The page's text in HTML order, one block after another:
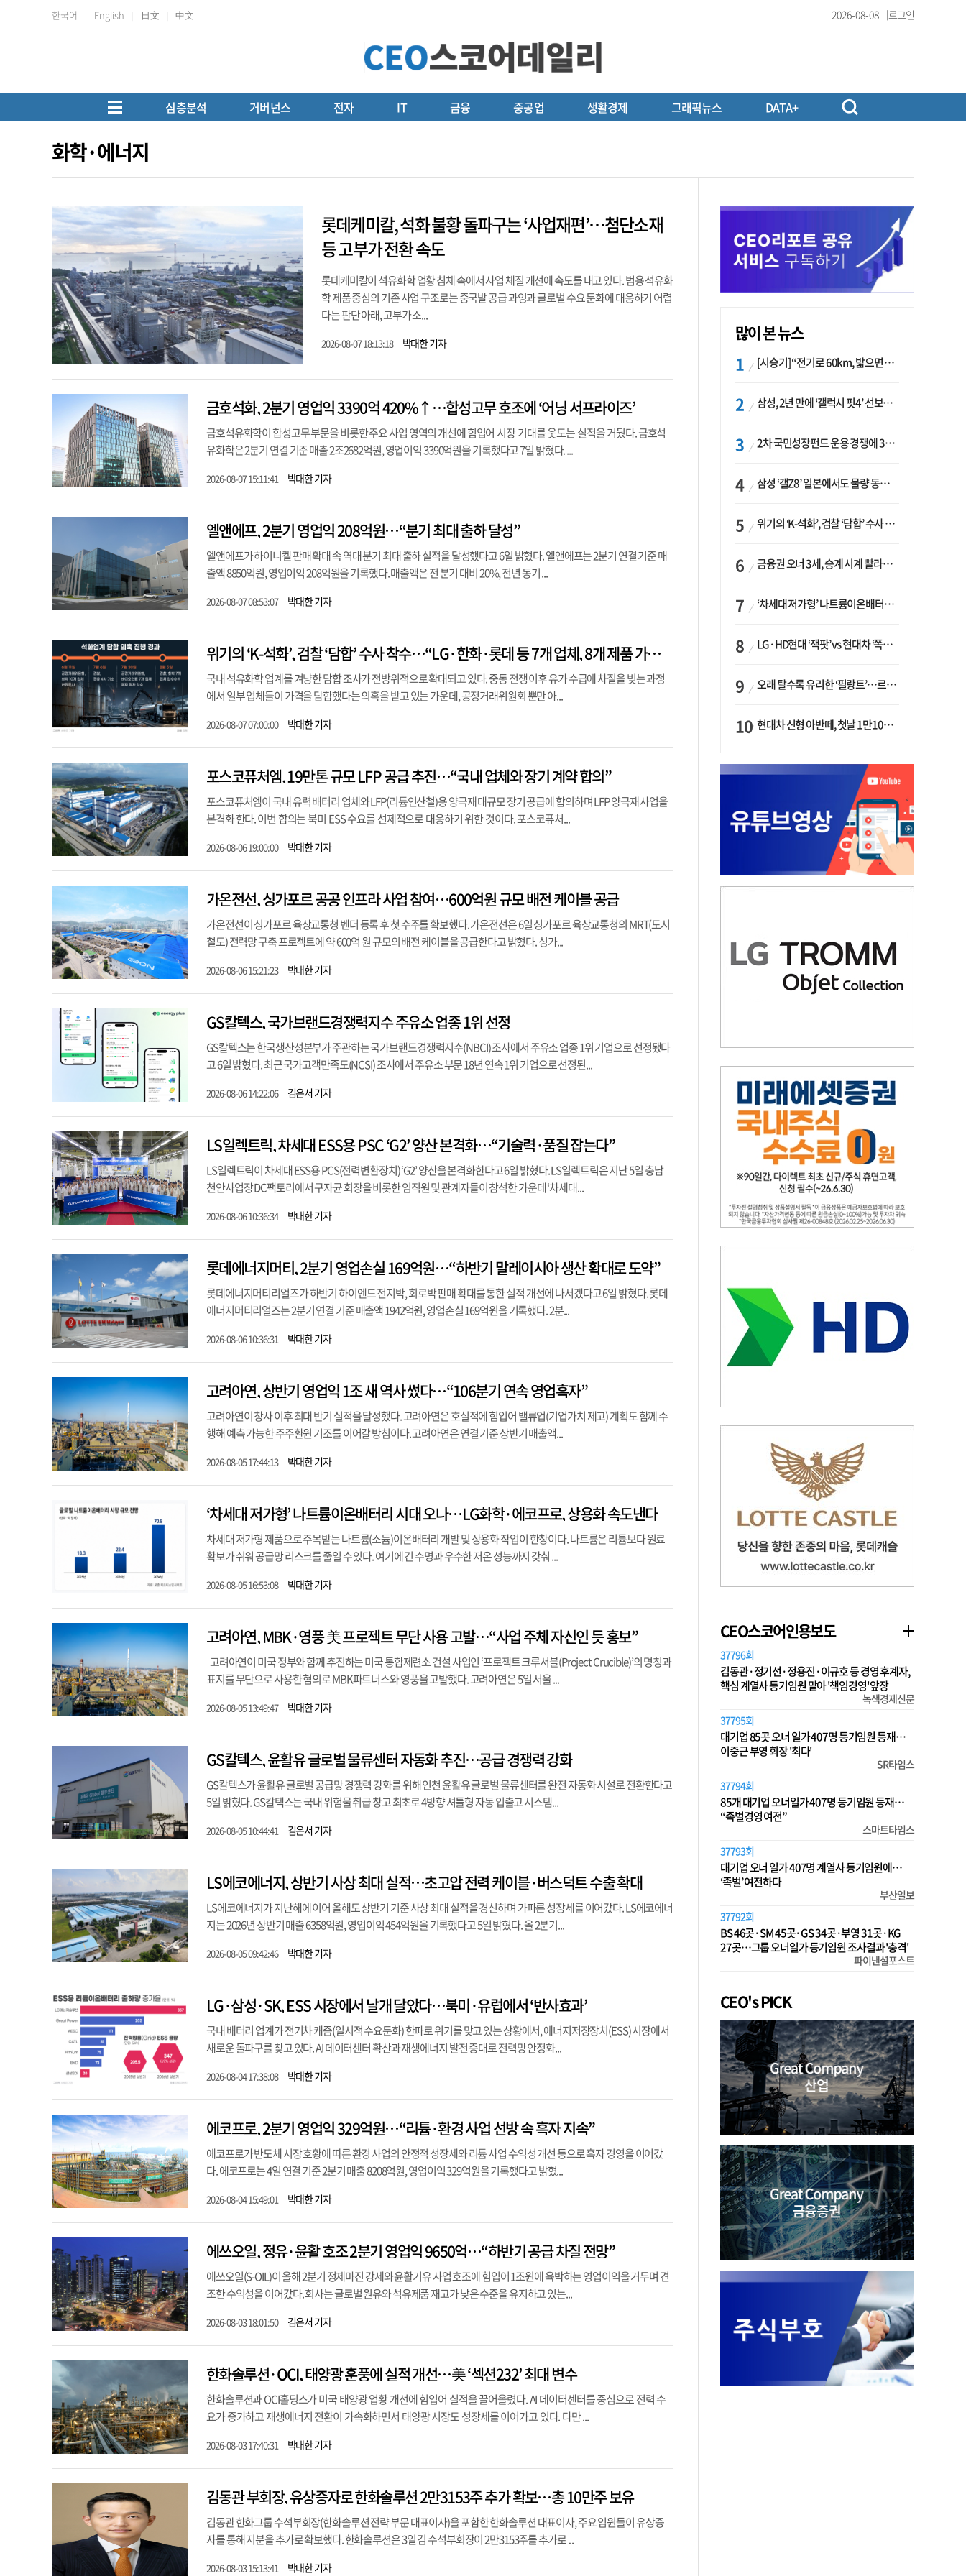
한국어 English 日文 中文 2026-08-08 로그인
심층분석 거버넌스 전자 IT 금융 중공업 생활경제 그래픽뉴스 DATA+
화학·에너지
롯데케미칼, 석화 불황 돌파구는 ‘사업재편’…첨단소재
등 고부가 전환 속도
롯데케미칼이 석유화학 업황 침체 속에서 사업 체질 개선에 속도를 내고 있다. 범용 석유화
학 제품 중심의 기존 사업 구조로는 중국발 공급 과잉과 글로벌 수요 둔화에 대응하기 어렵
다는 판단 아래, 고부가 소...
2026-08-07 18:13:18 박대한 기자
금호석화, 2분기 영업익 3390억 420%↑…합성고무 호조에 ‘어닝 서프라이즈’
금호석유화학이 합성고무 부문을 비롯한 주요 사업 영역의 개선에 힘입어 시장 기대를 웃도는 실적을 거뒀다. 금호석
유화학은 2분기 연결 기준 매출 2조2682억원, 영업이익 3390억원을 기록했다고 7일 밝혔다. ...
2026-08-07 15:11:41 박대한 기자
엘앤에프, 2분기 영업익 208억원…“분기 최대 출하 달성”
엘앤에프가 하이니켈 판매 확대 속 역대 분기 최대 출하 실적을 달성했다고 6일 밝혔다. 엘앤에프는 2분기 연결 기준 매
출액 8850억원, 영업이익 208억원을 기록했다. 매출액은 전 분기 대비 20%, 전년 동기 ...
2026-08-07 08:53:07 박대한 기자
위기의 ‘K-석화’, 검찰 ‘담합’ 수사 착수…“LG·한화·롯데 등 7개 업체, 8개 제품 가격 담합”
국내 석유화학 업계를 겨냥한 담합 조사가 전방위적으로 확대되고 있다. 중동 전쟁 이후 유가 수급에 차질을 빚는 과정
에서 일부 업체들이 가격을 담합했다는 의혹을 받고 있는 가운데, 공정거래위원회 뿐만 아...
2026-08-07 07:00:00 박대한 기자
포스코퓨처엠, 19만톤 규모 LFP 공급 추진…“국내 업체와 장기 계약 합의”
포스코퓨처엠이 국내 유력 배터리 업체와 LFP(리튬인산철)용 양극재 대규모 장기 공급에 합의하며 LFP 양극재 사업을
본격화 한다. 이번 합의는 북미 ESS 수요를 선제적으로 대응하기 위한 것이다. 포스코퓨처...
2026-08-06 19:00:00 박대한 기자
가온전선, 싱가포르 공공 인프라 사업 참여…600억원 규모 배전 케이블 공급
가온전선이 싱가포르 육상교통청 벤더 등록 후 첫 수주를 확보했다. 가온전선은 6일 싱가포르 육상교통청의 MRT(도시
철도) 전력망 구축 프로젝트에 약 600억 원 규모의 배전 케이블을 공급한다고 밝혔다. 싱가...
2026-08-06 15:21:23 박대한 기자
GS칼텍스, 국가브랜드경쟁력지수 주유소 업종 1위 선정
GS칼텍스는 한국생산성본부가 주관하는 국가브랜드경쟁력지수(NBCI) 조사에서 주유소 업종 1위 기업으로 선정됐다
고 6일 밝혔다. 최근 국가고객만족도(NCSI) 조사에서 주유소 부문 18년 연속 1위 기업으로 선정된...
2026-08-06 14:22:06 김은서 기자
LS일렉트릭, 차세대 ESS용 PSC ‘G2’ 양산 본격화…“기술력·품질 잡는다”
LS일렉트릭이 차세대 ESS용 PCS(전력변환장치) ‘G2’ 양산을 본격화한다고 6일 밝혔다. LS일렉트릭은 지난 5일 충남
천안사업장 DC팩토리에서 구자균 회장을 비롯한 임직원 및 관계자들이 참석한 가운데 ‘차세대...
2026-08-06 10:36:34 박대한 기자
롯데에너지머티, 2분기 영업손실 169억원…“하반기 말레이시아 생산 확대로 도약”
롯데에너지머티리얼즈가 하반기 하이엔드 전지박, 회로박 판매 확대를 통한 실적 개선에 나서겠다고 6일 밝혔다. 롯데
에너지머티리얼즈는 2분기 연결 기준 매출액 1942억원, 영업손실 169억원을 기록했다. 2분...
2026-08-06 10:36:31 박대한 기자
고려아연, 상반기 영업익 1조 새 역사 썼다…“106분기 연속 영업흑자”
고려아연이 창사 이후 최대 반기 실적을 달성했다. 고려아연은 호실적에 힘입어 밸류업(기업가치 제고) 계획도 함께 수
행해 예측 가능한 주주환원 기조를 이어갈 방침이다. 고려아연은 연결 기준 상반기 매출액...
2026-08-05 17:44:13 박대한 기자
‘차세대 저가형’ 나트륨이온배터리 시대 오나…LG화학·에코프로, 상용화 속도낸다
차세대 저가형 제품으로 주목받는 나트륨(소듐)이온배터리 개발 및 상용화 작업이 한창이다. 나트륨은 리튬보다 원료
확보가 쉬워 공급망 리스크를 줄일 수 있다. 여기에 긴 수명과 우수한 저온 성능까지 갖춰 ...
2026-08-05 16:53:08 박대한 기자
고려아연, MBK·영풍 美 프로젝트 무단 사용 고발…“사업 주체 자신인 듯 홍보”
고려아연이 미국 정부와 함께 추진하는 미국 통합제련소 건설 사업인 ‘프로젝트 크루서블(Project Crucible)’의 명칭과
표지를 무단으로 사용한 혐의로 MBK파트너스와 영풍을 고발했다. 고려아연은 5일 서울 ...
2026-08-05 13:49:47 박대한 기자
GS칼텍스, 윤활유 글로벌 물류센터 자동화 추진…공급 경쟁력 강화
GS칼텍스가 윤활유 글로벌 공급망 경쟁력 강화를 위해 인천 윤활유 글로벌 물류센터를 완전 자동화 시설로 전환한다고
5일 밝혔다. GS칼텍스는 국내 위험물 취급 창고 최초로 4방향 셔틀형 자동 입출고 시스템...
2026-08-05 10:44:41 김은서 기자
LS에코에너지, 상반기 사상 최대 실적…초고압 전력 케이블·버스덕트 수출 확대
LS에코에너지가 지난해에 이어 올해도 상반기 기준 사상 최대 실적을 경신하며 가파른 성장세를 이어갔다. LS에코에너
지는 2026년 상반기 매출 6358억원, 영업이익 454억원을 기록했다고 5일 밝혔다. 올 2분기...
2026-08-05 09:42:46 박대한 기자
LG·삼성·SK, ESS 시장에서 날개 달았다…북미·유럽에서 ‘반사효과’
국내 배터리 업계가 전기차 캐즘(일시적 수요둔화) 한파로 위기를 맞고 있는 상황에서, 에너지저장장치(ESS) 시장에서
새로운 돌파구를 찾고 있다. AI 데이터센터 확산과 재생에너지 발전 증대로 전력망 안정화...
2026-08-04 17:38:08 박대한 기자
에코프로, 2분기 영업익 329억원…“리튬·환경 사업 선방 속 흑자 지속”
에코프로가 반도체 시장 호황에 따른 환경 사업의 안정적 성장세와 리튬 사업 수익성 개선 등으로 흑자 경영을 이어갔
다. 에코프로는 4일 연결 기준 2분기 매출 8208억원, 영업이익 329억원을 기록했다고 밝혔...
2026-08-04 15:49:01 박대한 기자
에쓰오일, 정유·윤활 호조 2분기 영업익 9650억…“하반기 공급 차질 전망”
에쓰오일(S-OIL)이 올해 2분기 정제마진 강세와 윤활기유 사업 호조에 힘입어 1조원에 육박하는 영업이익을 거두며 견
조한 수익성을 이어갔다. 회사는 글로벌 원유와 석유제품 재고가 낮은 수준을 유지하고 있는...
2026-08-03 18:01:50 김은서 기자
한화솔루션·OCI, 태양광 훈풍에 실적 개선…美 ‘섹션232’ 최대 변수
한화솔루션과 OCI홀딩스가 미국 태양광 업황 개선에 힘입어 실적을 끌어올렸다. AI 데이터센터를 중심으로 전력 수
요가 증가하고 재생에너지 전환이 가속화하면서 태양광 시장도 성장세를 이어가고 있다. 다만 ...
2026-08-03 17:40:31 박대한 기자
김동관 부회장, 유상증자로 한화솔루션 2만3153주 추가 확보…총 10만주 보유
김동관 한화그룹 수석부회장(한화솔루션 전략 부문 대표이사)을 포함한 한화솔루션 대표이사, 주요 임원들이 유상증
자를 통해 지분을 추가로 확보했다. 한화솔루션은 3일 김 수석부회장이 2만3153주를 추가로 ...
2026-08-03 15:13:41 박대한 기자
많이 본 뉴스
[시승기] “전기로 60km, 밟으면 462마력”…볼보 XC60 T8의 두 얼굴
삼성, 2년 만에 ‘갤럭시 핏4’ 선보이나…웨어러블 생태계 확장 ‘시동’
2차 국민성장펀드 운용 경쟁에 33개사 몰렸다…신한·하나 등 새 얼굴 대거 합류
삼성 ‘갤Z8’ 일본에서도 물량 동났다…애플 참전 앞두고 선두 수성 ‘시험대’
위기의 ‘K-석화’, 검찰 ‘담합’ 수사 착수…“LG·한화·롯데 등 7개 업체, 8개 제품 가격 담합”
금융권 오너 3세, 승계 시계 빨라지나…한국투자 ‘속도’·미래에셋·메리츠는 ‘거리두기’
‘차세대 저가형’ 나트륨이온배터리 시대 오나…LG화학·에코프로, 상용화 속도낸다
LG·HD현대 ‘잭팟’ vs 현대차 ‘쪽박’…글로벌 사모펀드, 韓 대기업 투자 ‘희비’
오래 탈수록 유리한 ‘필랑트’…르노코리아, 5년 뒤 잔존가치 53% 보장
현대차 신형 아반떼, 첫날 1만1094대 계약…역대 최고치 경신
CEO스코어인용보도
37796회
김동관·정기선·정용진·이규호 등 경영 후계자,
핵심 계열사 등기임원 맡아 '책임경영' 앞장
녹색경제신문
37795회
대기업 85곳 오너 일가 407명 등기임원 등재…
이중근 부영 회장 '최다'
SR타임스
37794회
85개 대기업 오너일가 407명 등기임원 등재…
“족벌경영 여전”
스마트타임스
37793회
대기업 오너 일가 407명 계열사 등기임원에…
‘족벌’ 여전하다
부산일보
37792회
BS 46곳·SM 45곳·GS 34곳·부영 31곳·KG
27곳…그룹 오너일가 등기임원 조사결과 '충격'
파이낸셜포스트
CEO's PICK